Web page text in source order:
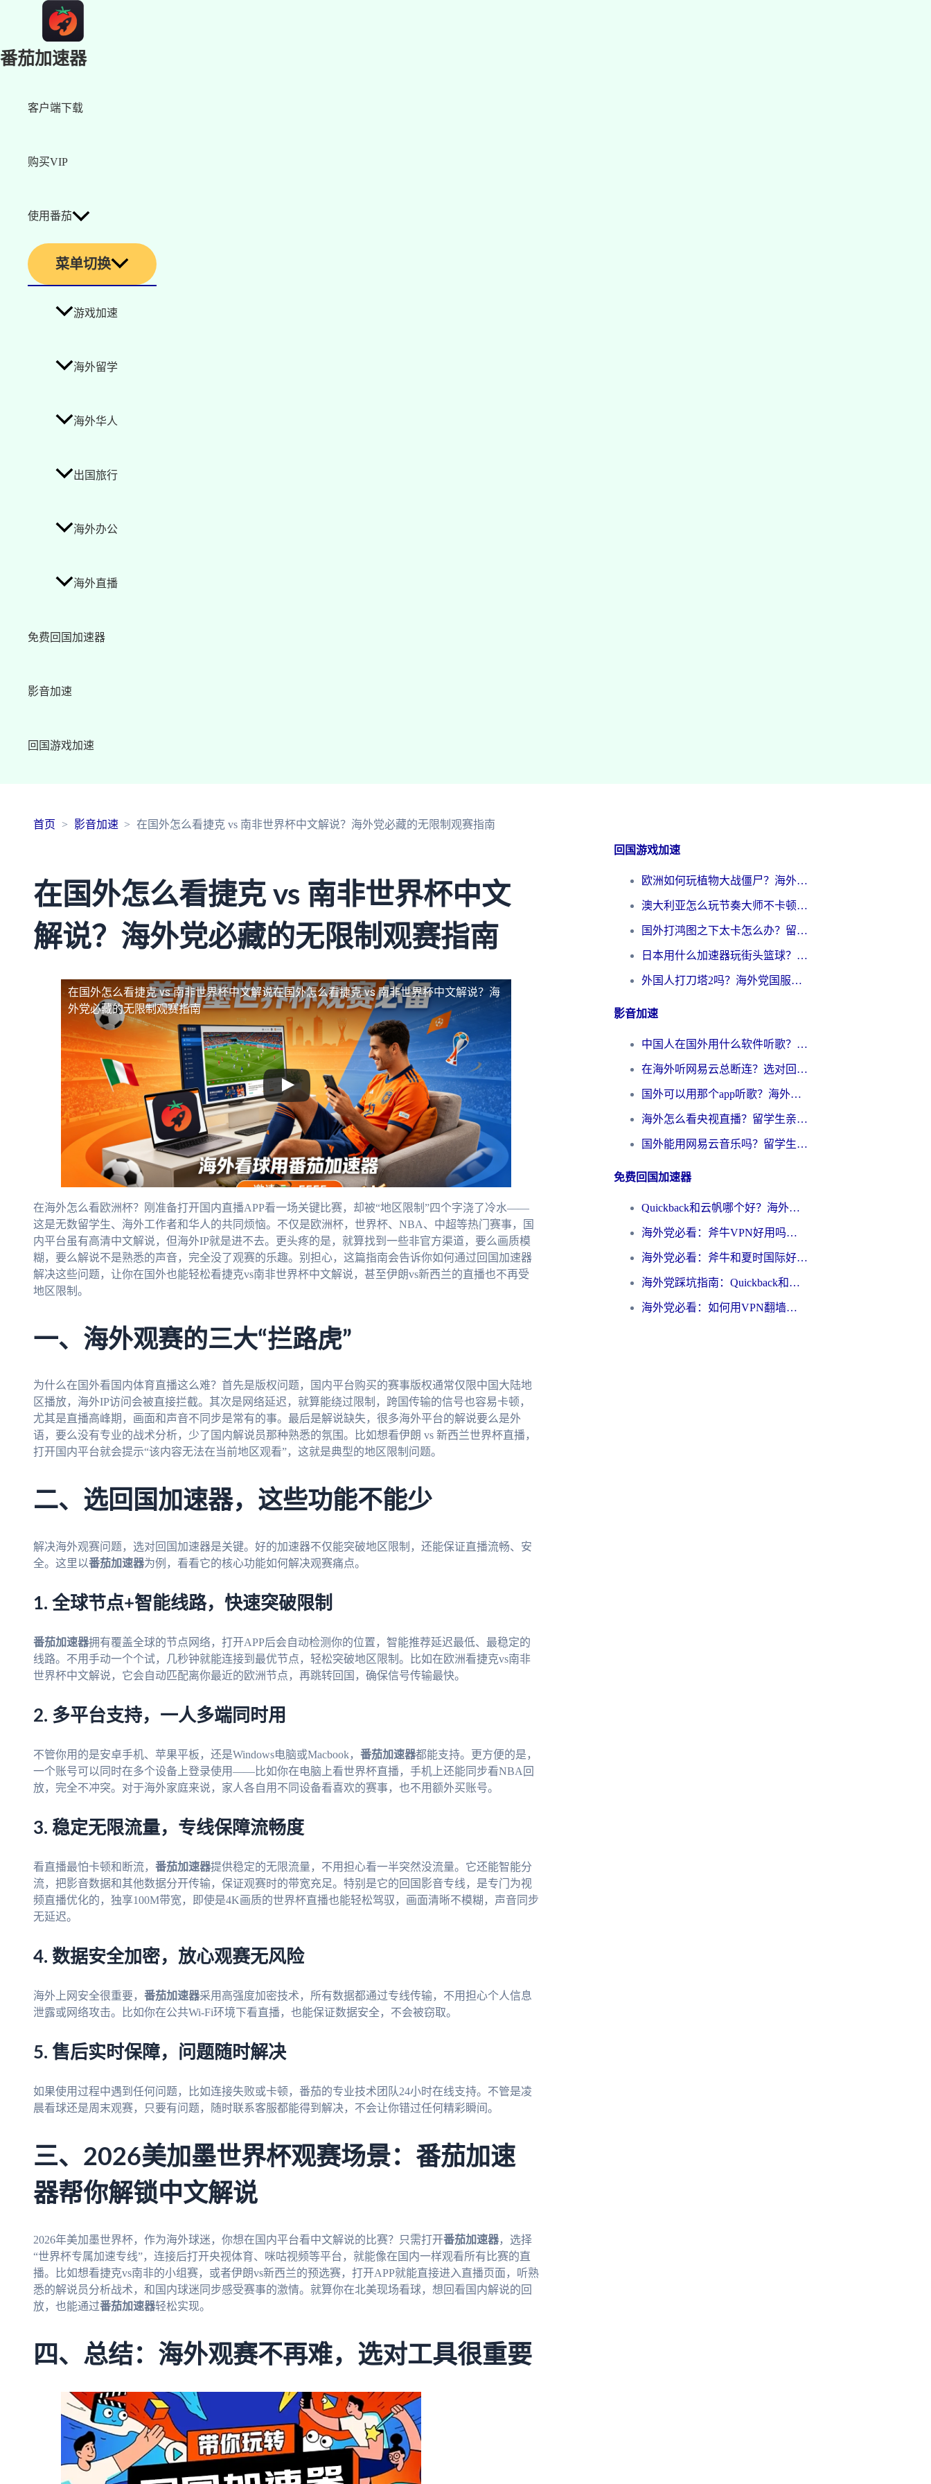
番茄加速器
客户端下载
购买VIP
使用番茄
菜单切换
游戏加速
海外留学
海外华人
出国旅行
海外办公
海外直播
免费回国加速器
影音加速
回国游戏加速
首页 影音加速 在国外怎么看捷克 vs 南非世界杯中文解说？海外党必藏的无限制观赛指南
在国外怎么看捷克 vs 南非世界杯中文
解说？海外党必藏的无限制观赛指南
在国外怎么看捷克 vs 南非世界杯中文解说在国外怎么看捷克 vs 南非世界杯中文解说？海
外党必藏的无限制观赛指南
在海外怎么看欧洲杯？刚准备打开国内直播APP看一场关键比赛，却被“地区限制”四个字浇了冷水——
这是无数留学生、海外工作者和华人的共同烦恼。不仅是欧洲杯，世界杯、NBA、中超等热门赛事，国
内平台虽有高清中文解说，但海外IP就是进不去。更头疼的是，就算找到一些非官方渠道，要么画质模
糊，要么解说不是熟悉的声音，完全没了观赛的乐趣。别担心，这篇指南会告诉你如何通过回国加速器
解决这些问题，让你在国外也能轻松看捷克vs南非世界杯中文解说，甚至伊朗vs新西兰的直播也不再受
地区限制。
一、海外观赛的三大“拦路虎”
为什么在国外看国内体育直播这么难？首先是版权问题，国内平台购买的赛事版权通常仅限中国大陆地
区播放，海外IP访问会被直接拦截。其次是网络延迟，就算能绕过限制，跨国传输的信号也容易卡顿，
尤其是直播高峰期，画面和声音不同步是常有的事。最后是解说缺失，很多海外平台的解说要么是外
语，要么没有专业的战术分析，少了国内解说员那种熟悉的氛围。比如想看伊朗 vs 新西兰世界杯直播，
打开国内平台就会提示“该内容无法在当前地区观看”，这就是典型的地区限制问题。
二、选回国加速器，这些功能不能少
解决海外观赛问题，选对回国加速器是关键。好的加速器不仅能突破地区限制，还能保证直播流畅、安
全。这里以番茄加速器为例，看看它的核心功能如何解决观赛痛点。
1. 全球节点+智能线路，快速突破限制
番茄加速器拥有覆盖全球的节点网络，打开APP后会自动检测你的位置，智能推荐延迟最低、最稳定的
线路。不用手动一个个试，几秒钟就能连接到最优节点，轻松突破地区限制。比如在欧洲看捷克vs南非
世界杯中文解说，它会自动匹配离你最近的欧洲节点，再跳转回国，确保信号传输最快。
2. 多平台支持，一人多端同时用
不管你用的是安卓手机、苹果平板，还是Windows电脑或Macbook， 番茄加速器都能支持。更方便的是，
一个账号可以同时在多个设备上登录使用——比如你在电脑上看世界杯直播，手机上还能同步看NBA回
放，完全不冲突。对于海外家庭来说，家人各自用不同设备看喜欢的赛事，也不用额外买账号。
3. 稳定无限流量，专线保障流畅度
看直播最怕卡顿和断流， 番茄加速器提供稳定的无限流量，不用担心看一半突然没流量。它还能智能分
流，把影音数据和其他数据分开传输，保证观赛时的带宽充足。特别是它的回国影音专线，是专门为视
频直播优化的，独享100M带宽，即使是4K画质的世界杯直播也能轻松驾驭，画面清晰不模糊，声音同步
无延迟。
4. 数据安全加密，放心观赛无风险
海外上网安全很重要， 番茄加速器采用高强度加密技术，所有数据都通过专线传输，不用担心个人信息
泄露或网络攻击。比如你在公共Wi-Fi环境下看直播，也能保证数据安全，不会被窃取。
5. 售后实时保障，问题随时解决
如果使用过程中遇到任何问题，比如连接失败或卡顿，番茄的专业技术团队24小时在线支持。不管是凌
晨看球还是周末观赛，只要有问题，随时联系客服都能得到解决，不会让你错过任何精彩瞬间。
三、2026美加墨世界杯观赛场景：番茄加速
器帮你解锁中文解说
2026年美加墨世界杯，作为海外球迷，你想在国内平台看中文解说的比赛？只需打开番茄加速器，选择
“世界杯专属加速专线”，连接后打开央视体育、咪咕视频等平台，就能像在国内一样观看所有比赛的直
播。比如想看捷克vs南非的小组赛，或者伊朗vs新西兰的预选赛，打开APP就能直接进入直播页面，听熟
悉的解说员分析战术，和国内球迷同步感受赛事的激情。就算你在北美现场看球，想回看国内解说的回
放，也能通过番茄加速器轻松实现。
四、总结：海外观赛不再难，选对工具很重要
回国游戏加速
欧洲如何玩植物大战僵尸？海外党国服游戏加速避坑指南（附实测对比）
澳大利亚怎么玩节奏大师不卡顿？海外党国服游戏加速终极指南
国外打鸿图之下太卡怎么办？留学生亲测有效的国服游戏加速方案
日本用什么加速器玩街头篮球？海外党国服游戏不卡顿的终极攻略
外国人打刀塔2吗？海外党国服游戏加速避坑全攻略
影音加速
中国人在国外用什么软件听歌？别再被地域限制卡脖子，这篇教你轻松解锁国内音乐库
在海外听网易云总断连？选对回国加速器，告别地区限制和卡顿
国外可以用那个app听歌？海外党亲测有效的回国加速方案，轻松听国内音乐听书
海外怎么看央视直播？留学生亲测：3步解决版权限制+追剧自由
国外能用网易云音乐吗？留学生亲测：3步解决海外听歌难题
免费回国加速器
Quickback和云帆哪个好？海外党2026亲测指南：选对加速器大陆工具，无缝刷国内剧玩国服
海外党必看：斧牛VPN好用吗？和GoLinkVPN对比哪个回国效果更好？
海外党必看：斧牛和夏时国际好用吗？3步选对回国加速器，无缝刷国内资源
海外党踩坑指南：Quickback和归雁好用吗？选对加速器才能无缝刷国内资源
海外党必看：如何用VPN翻墙到大陆PTT？一篇解决你所有回国加速痛点